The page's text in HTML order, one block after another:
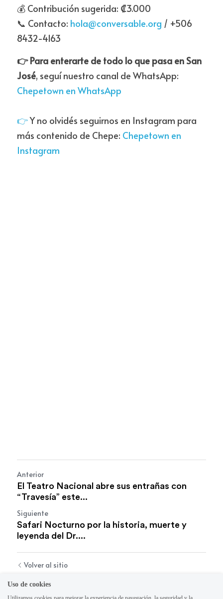
💰 Contribución sugerida: ₡3.000
📞 Contacto: hola@conversable.org / +506
8432-4163
👉 Para enterarte de todo lo que pasa en San
José
Chepetown en WhatsApp
👉 Y no olvidés seguirnos en Instagram para
más contenido de Chepe: Chepetown en
Instagram
Anterior
El Teatro Nacional abre sus entrañas con
“Travesía” este...
Siguiente
Safari Nocturno por la historia, muerte y
leyenda del Dr....
Volver al sitio
Uso de cookies